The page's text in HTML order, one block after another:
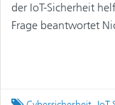
der IoT-Sicherheit
Frage beantwortet